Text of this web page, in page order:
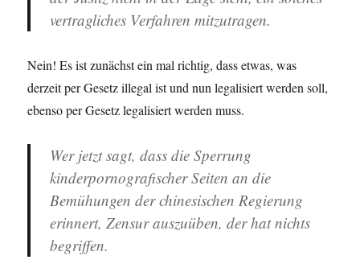
vertragliches Verfahren mitzutragen.
Nein! Es ist zunächst ein mal richtig, dass etwas, was
derzeit per Gesetz illegal ist und nun legalisiert werden soll,
ebenso per Gesetz legalisiert werden muss.
Wer jetzt sagt, dass die Sperrung
kinderpornografischer Seiten an die
Bemühungen der chinesischen Regierung
erinnert, Zensur auszuüben, der hat nichts
begriffen.